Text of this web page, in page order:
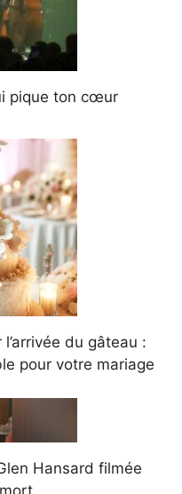
pique ton cœur
du gâteau :
pour votre mariage
Hansard filmée